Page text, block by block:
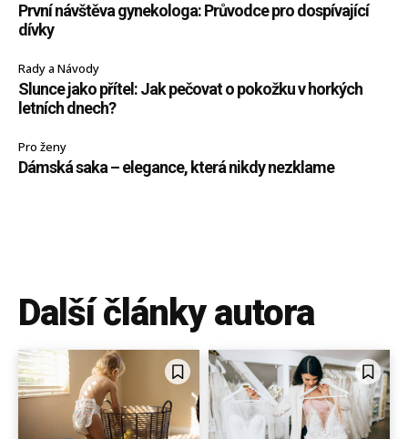
První návštěva gynekologa: Průvodce pro dospívající
dívky
Rady a Návody
Slunce jako přítel: Jak pečovat o pokožku v horkých
letních dnech?
Pro ženy
Dámská saka – elegance, která nikdy nezklame
Další články autora